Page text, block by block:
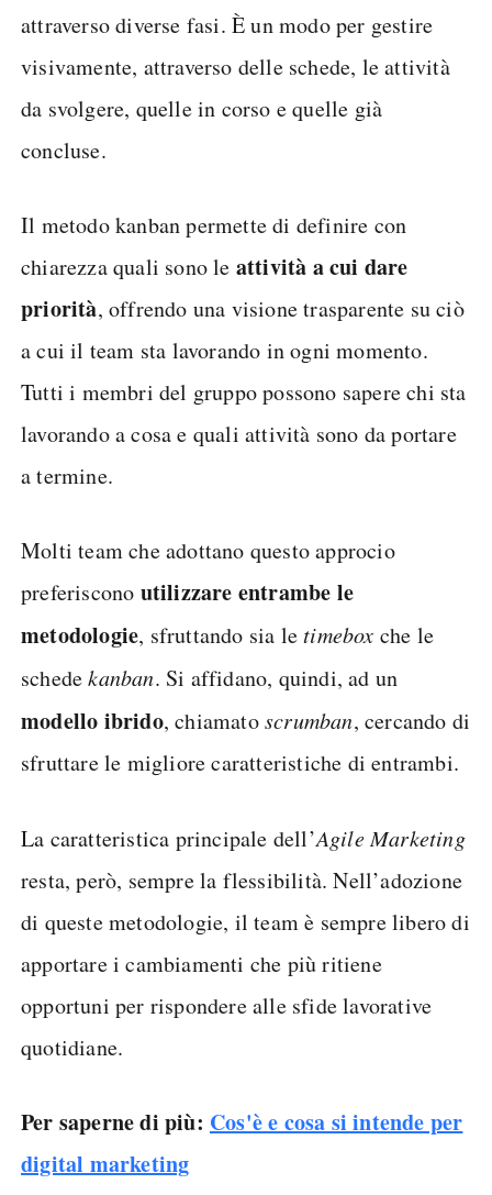
attraverso diverse fasi. È un modo per gestire
visivamente, attraverso delle schede, le attività
da svolgere, quelle in corso e quelle già
concluse.
Il metodo kanban permette di definire con
chiarezza quali sono le attività a cui dare
priorità, offrendo una visione trasparente su ciò
a cui il team sta lavorando in ogni momento.
Tutti i membri del gruppo possono sapere chi sta
lavorando a cosa e quali attività sono da portare
a termine.
Molti team che adottano questo approcio
preferiscono utilizzare entrambe le
metodologie, sfruttando sia letimebox che le
schedekanban. Si affidano, quindi, ad un
modello ibrido, chiamatoscrumban, cercando di
sfruttare le migliore caratteristiche di entrambi.
La caratteristica principale dell’Agile Marketing
resta, però, sempre la flessibilità. Nell’adozione
di queste metodologie, il team è sempre libero di
apportare i cambiamenti che più ritiene
opportuni per rispondere alle sfide lavorative
quotidiane.
Per saperne di più: Cos'è e cosa si intende per
digital marketing